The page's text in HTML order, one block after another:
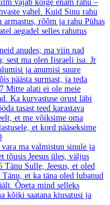
vajab kõige enam rahu –
vahel. Kuid Sinu rahu
rõõm ja rahu Pühas
aegadel selles rahutus
anudes; ma viin nad
sest ma olen Iisraeli isa. Jr
ja anumisi suure
päästa surmast, ja teda
Mitte alati ei ole meie
Ka kurvastuse orust läbi
tasast teed karastava
et me võiksime oma
et kord pääseksime
ma valmistun sinule ja
tõusis Jeesus üles, väljus
Tänu Sulle, Jeesus, et oled
et ka täna oled lubanud
Õpeta mind selleks
kõiki saatana kiusatusi ja